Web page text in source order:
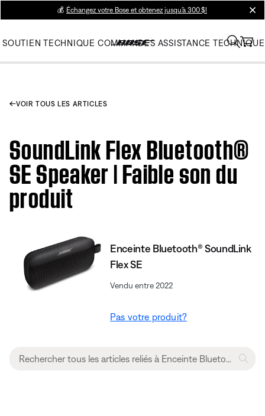
💰 Échangez votre Bose et obtenez jusqu’à 300 $!
SOUTIEN TECHNIQUE COMMANDES ASSISTANCE TECHNIQUE
VOIR TOUS LES ARTICLES
SoundLink Flex Bluetooth®
SE Speaker | Faible son du
produit
Enceinte Bluetooth® SoundLink
Flex SE
Vendu entre 2022
Pas votre produit?